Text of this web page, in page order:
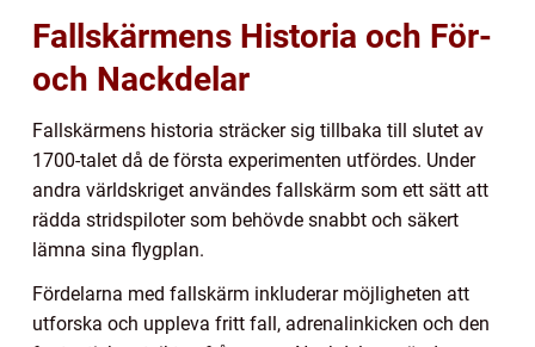
Fallskärmens Historia och För-
och Nackdelar
Fallskärmens historia sträcker sig tillbaka till slutet av
1700-talet då de första experimenten utfördes. Under
andra världskriget användes fallskärm som ett sätt att
rädda stridspiloter som behövde snabbt och säkert
lämna sina flygplan.
Fördelarna med fallskärm inkluderar möjligheten att
utforska och uppleva fritt fall, adrenalinkicken och den